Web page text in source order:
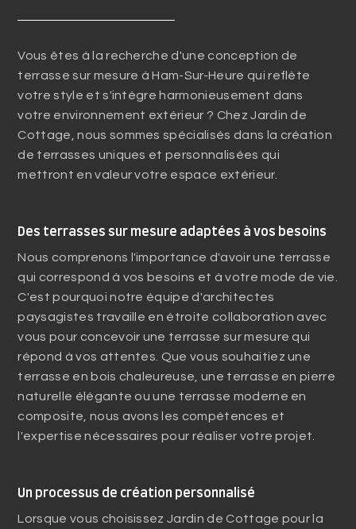
Vous êtes à la recherche d'une conception de
terrasse sur mesure à Ham-Sur-Heure qui reflète
votre style et s'intègre harmonieusement dans
votre environnement extérieur ? Chez Jardin de
Cottage, nous sommes spécialisés dans la création
de terrasses uniques et personnalisées qui
mettront en valeur votre espace extérieur.
Des terrasses sur mesure adaptées à vos besoins
Nous comprenons l'importance d'avoir une terrasse
qui correspond à vos besoins et à votre mode de vie.
C'est pourquoi notre équipe d'architectes
paysagistes travaille en étroite collaboration avec
vous pour concevoir une terrasse sur mesure qui
répond à vos attentes. Que vous souhaitiez une
terrasse en bois chaleureuse, une terrasse en pierre
naturelle élégante ou une terrasse moderne en
composite, nous avons les compétences et
l'expertise nécessaires pour réaliser votre projet.
Un processus de création personnalisé
Lorsque vous choisissez Jardin de Cottage pour la